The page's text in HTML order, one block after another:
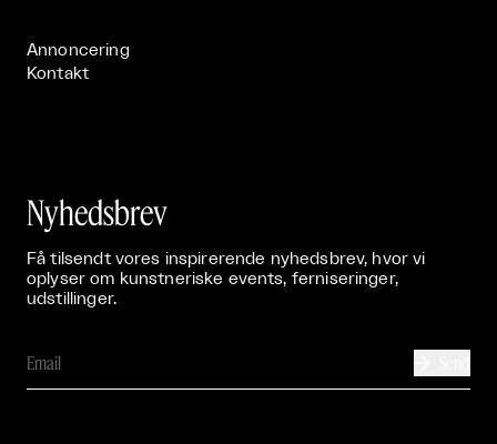
Annoncering
Kontakt
Nyhedsbrev
Få tilsendt vores inspirerende nyhedsbrev, hvor vi
oplyser om kunstneriske events, ferniseringer,
udstillinger.